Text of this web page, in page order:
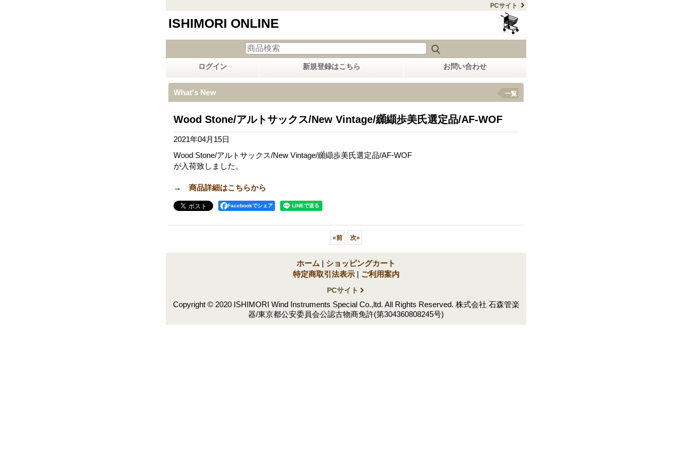
PCサイト
ISHIMORI ONLINE
ログイン 新規登録はこちら お問い合わせ
What's New 一覧
Wood Stone/アルトサックス/New Vintage/纐纈歩美氏選定品/AF-WOF
2021年04月15日
Wood Stone/アルトサックス/New Vintage/纐纈歩美氏選定品/AF-WOF
が入荷致しました。
→ 商品詳細はこちらから
Facebookでシェア
«前 次»
ホーム | ショッピングカート
特定商取引法表示 | ご利用案内
PCサイト
Copyright © 2020 ISHIMORI Wind Instruments Special Co.,ltd. All Rights Reserved. 株式会社 石森管楽
器/東京都公安委員会公認古物商免許(第304360808245号)